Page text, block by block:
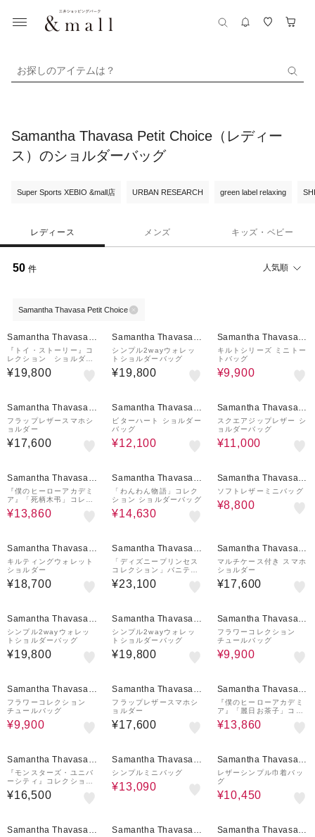
お探しのアイテムは？
Samantha Thavasa Petit Choice（レディー
ス）のショルダーバッグ
Super Sports XEBIO &mall店 URBAN RESEARCH green label relaxing
レディース メンズ キッズ・ベビー
50 件 人気順
Samantha Thavasa Petit Choice
Samantha Thavasa P
etit Choice
『トイ・ストーリー』コ
レクション ショルダー
バッグ
¥19,800
Samantha Thavasa P
etit Choice
シンプル2wayウォレッ
トショルダーバッグ
¥19,800
Samantha Thavasa P
etit Choice
キルトシリーズ ミニトー
トバッグ
¥9,900
Samantha Thavasa P
etit Choice
フラップレザースマホシ
ョルダー
¥17,600
Samantha Thavasa P
etit Choice
ビターハート ショルダー
バッグ
¥12,100
Samantha Thavasa P
etit Choice
スクエアジップレザー シ
ョルダーバッグ
¥11,000
Samantha Thavasa P
etit Choice
『僕のヒーローアカデミ
ア』「死柄木弔」コレク
ション ショルダーバッグ
¥13,860
Samantha Thavasa P
etit Choice
「わんわん物語」コレク
ション ショルダーバッグ
¥14,630
Samantha Thavasa P
etit Choice
ソフトレザーミニバッグ
¥8,800
Samantha Thavasa P
etit Choice
キルティングウォレット
ショルダー
¥18,700
Samantha Thavasa P
etit Choice
「ディズニープリンセス
コレクション」バニティ
バッグ
¥23,100
Samantha Thavasa P
etit Choice
マルチケース付き スマホ
ショルダー
¥17,600
Samantha Thavasa P
etit Choice
シンプル2wayウォレッ
トショルダーバッグ
¥19,800
Samantha Thavasa P
etit Choice
シンプル2wayウォレッ
トショルダーバッグ
¥19,800
Samantha Thavasa P
etit Choice
フラワーコレクション
チュールバッグ
¥9,900
Samantha Thavasa P
etit Choice
フラワーコレクション
チュールバッグ
¥9,900
Samantha Thavasa P
etit Choice
フラップレザースマホシ
ョルダー
¥17,600
Samantha Thavasa P
etit Choice
『僕のヒーローアカデミ
ア』「麗日お茶子」コレ
クション ショルダーバッ
グ
¥13,860
Samantha Thavasa P
etit Choice
『モンスターズ・ユニバ
ーシティ』コレクショ
ン ショルダーバッグ
¥16,500
Samantha Thavasa P
etit Choice
シンプルミニバッグ
¥13,090
Samantha Thavasa P
etit Choice
レザーシンプル巾着バッ
グ
¥10,450
Samantha Thavasa P
Samantha Thavasa P
Samantha Thavasa P